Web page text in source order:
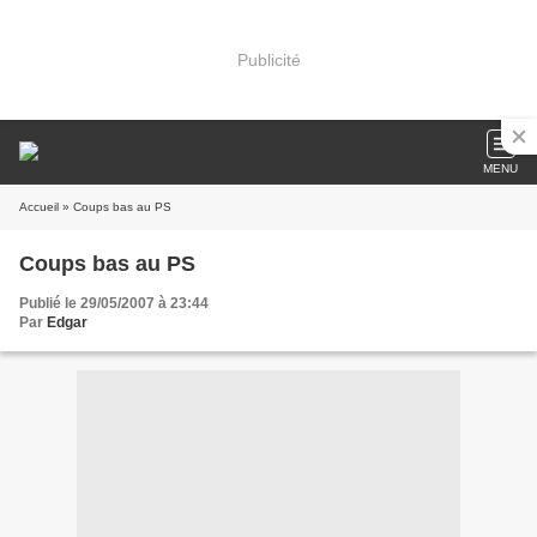
Publicité
MENU
Accueil » Coups bas au PS
Coups bas au PS
Publié le 29/05/2007 à 23:44
Par Edgar